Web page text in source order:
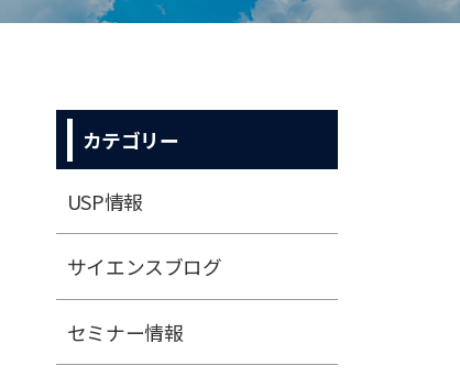
カテゴリー
USP情報
サイエンスブログ
セミナー情報